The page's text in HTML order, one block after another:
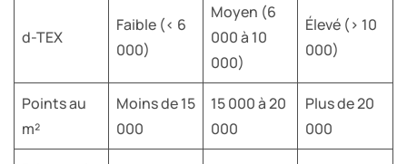
d-TEX
Faible (< 6
000)
Moyen (6
000 à 10
000)
Élevé (> 10
000)
Points au
m²
Moins de 15
000
15 000 à 20
000
Plus de 20
000